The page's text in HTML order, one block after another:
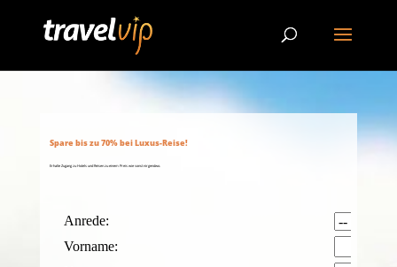
Spare bis zu 70% bei Luxus-Reise!
Erhalte Zugang zu Hotels und Reisen zu einem Preis wie sonst nirgendwo.